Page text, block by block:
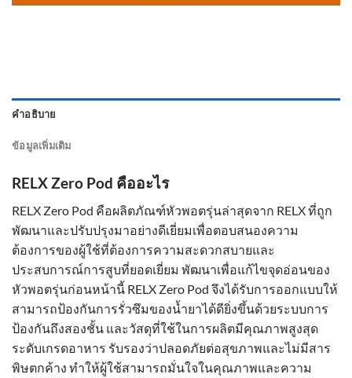
คำอธิบาย
ข้อมูลเพิ่มเติม
RELX Zero Pod คืออะไร
RELX Zero Pod คือผลิตภัณฑ์หัวพอตรุ่นล่าสุดจาก RELX ที่ถูก
พัฒนาและปรับปรุงมาอย่างดีเยี่ยมเพื่อตอบสนองความ
ต้องการของผู้ใช้ที่ต้องการความสะดวกสบายและ
ประสบการณ์การสูบที่ยอดเยี่ยม พัฒนาเพื่อแก้ไขจุดอ่อนของ
หัวพอตรุ่นก่อนหน้านี้ RELX Zero Pod จึงได้รับการออกแบบให้
สามารถป้องกันการรั่วซึมของน้ำยาได้ดียิ่งขึ้นด้วยระบบการ
ป้องกันถึงสองชั้น และวัสดุที่ใช้ในการผลิตมีคุณภาพสูงสุด
ระดับเกรดอาหาร รับรองว่าปลอดภัยต่อสุขภาพและไม่มีสาร
พิษตกค้าง ทำให้ผู้ใช้สามารถมั่นใจในคุณภาพและความ